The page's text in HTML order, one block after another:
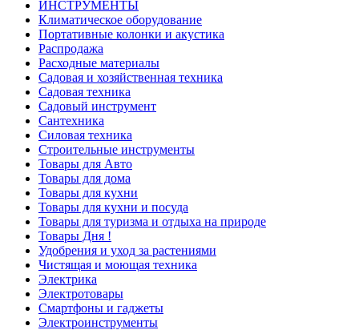
ИНСТРУМЕНТЫ
Климатическое оборудование
Портативные колонки и акустика
Распродажа
Расходные материалы
Садовая и хозяйственная техника
Садовая техника
Садовый инструмент
Сантехника
Силовая техника
Строительные инструменты
Товары для Авто
Товары для дома
Товары для кухни
Товары для кухни и посуда
Товары для туризма и отдыха на природе
Товары Дня !
Удобрения и уход за растениями
Чистящая и моющая техника
Электрика
Электротовары
Смартфоны и гаджеты
Электроинструменты